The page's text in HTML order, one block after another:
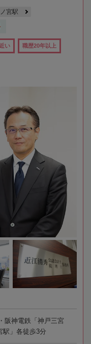
宮駅
い 職歴20年以上
阪神電鉄「神戸三宮
駅」各徒歩3分